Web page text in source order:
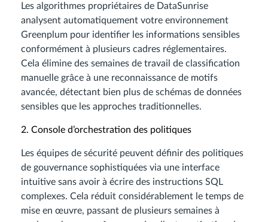
Les algorithmes propriétaires de DataSunrise
analysent automatiquement votre environnement
Greenplum pour identifier les informations sensibles
conformément à plusieurs cadres réglementaires.
Cela élimine des semaines de travail de classification
manuelle grâce à une reconnaissance de motifs
avancée, détectant bien plus de schémas de données
sensibles que les approches traditionnelles.
2. Console d’orchestration des politiques
Les équipes de sécurité peuvent définir des politiques
de gouvernance sophistiquées via une interface
intuitive sans avoir à écrire des instructions SQL
complexes. Cela réduit considérablement le temps de
mise en œuvre, passant de plusieurs semaines à